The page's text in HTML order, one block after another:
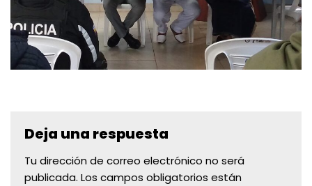
Deja una respuesta
Tu dirección de correo electrónico no será
publicada. Los campos obligatorios están